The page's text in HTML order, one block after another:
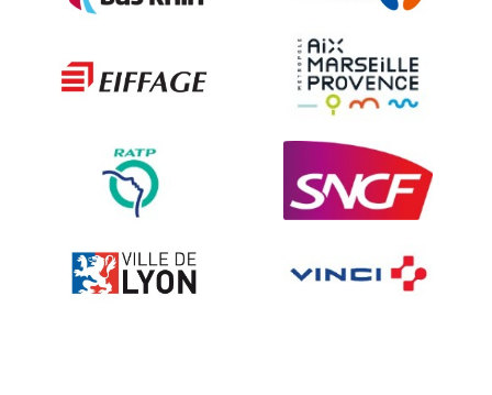
Les techniques de dissuasion
Ville fleurie, village fleuri
Signalisation embarquée